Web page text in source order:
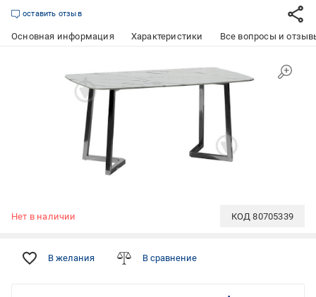
оставить отзыв
Основная информация Характеристики Все вопросы и
Нет в наличии КОД80705339
В желания В сравнение